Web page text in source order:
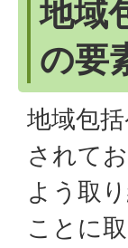
地域
の要
地域包
されて
よう取
ことに